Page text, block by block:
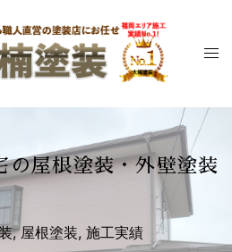
の屋根塗装・外壁塗装
,屋根塗装, 施工実績